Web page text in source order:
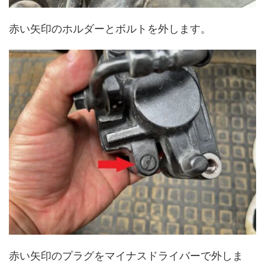
赤い矢印のホルダーとボルトを外します。
赤い矢印のプラグをマイナスドライバーで外しま